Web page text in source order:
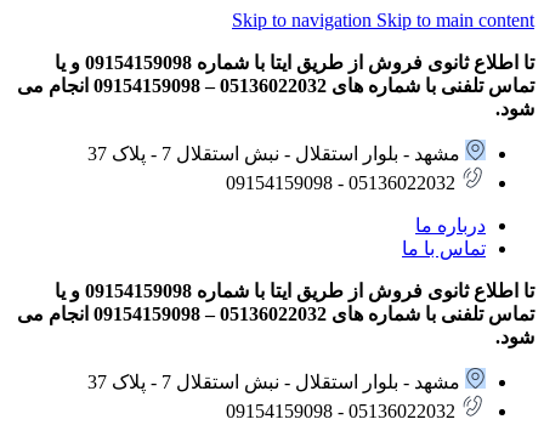
Skip to navigation Skip to main content
تا اطلاع ثانوی فروش از طریق ایتا با شماره 09154159098 و یا
تماس تلفنی با شماره های 05136022032 – 09154159098 انجام می
شود.
مشهد - بلوار استقلال - نبش استقلال 7 - پلاک 37
05136022032 - 09154159098
درباره ما
تماس با ما
تا اطلاع ثانوی فروش از طریق ایتا با شماره 09154159098 و یا
تماس تلفنی با شماره های 05136022032 – 09154159098 انجام می
شود.
مشهد - بلوار استقلال - نبش استقلال 7 - پلاک 37
05136022032 - 09154159098